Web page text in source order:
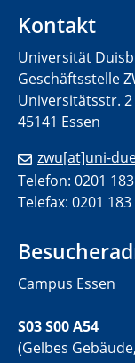
Kontakt
Universität
Geschäftsstelle
Universitätsstr. 2
45141 Essen
zwu[at]uni-
Telefon: 0201
Telefax: 0201
Campus Essen
S03 S00 A54
(Gelbes